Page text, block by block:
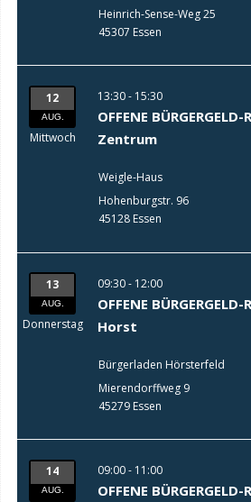
Heinrich-Sense-Weg 25
45307 Essen
12
AUG.
Mittwoch
13:30 - 15:30
OFFENE
Zentrum
Weigle-Haus
Hohenburgstr. 96
45128 Essen
13
AUG.
Donnerstag
09:30 - 12:00
OFFENE
Horst
Bürgerladen Hörsterfeld
Mierendorffweg 9
45279 Essen
14
AUG.
09:00 - 11:00
OFFENE